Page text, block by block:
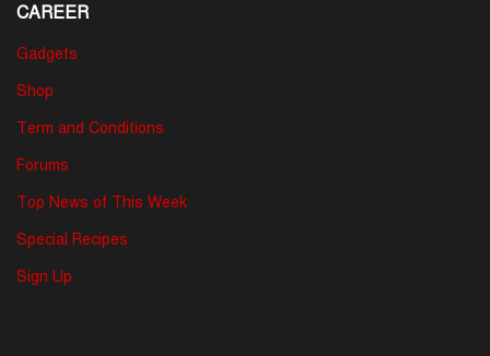
CAREER
Gadgets
Shop
Term and Conditions
Forums
Top News of This Week
Special Recipes
Sign Up